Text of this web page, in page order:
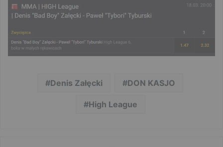
Denis Załęcki DON KASJO
High League